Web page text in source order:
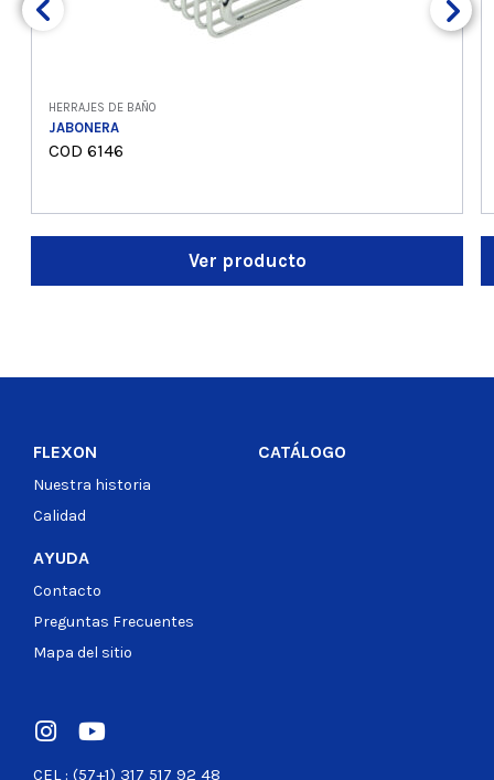
HERRAJES DE BAÑO
JABONERA
COD 6146
Ver producto
CEL : (57+1) 317 517 92 48
FLEXON
Nuestra historia
Calidad
CATÁLOGO
AYUDA
Contacto
Preguntas Frecuentes
Mapa del sitio